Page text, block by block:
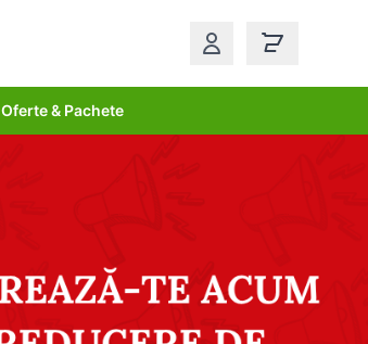
Oferte & Pachete